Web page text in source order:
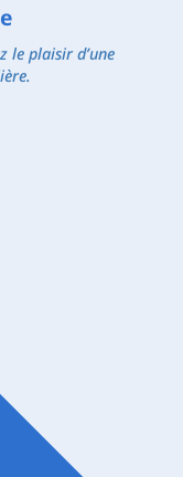
le plaisir d’une